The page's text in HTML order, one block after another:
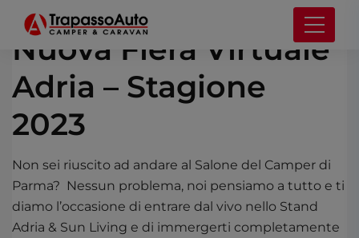
OTTOBRE 11, 2022
Nuova Fiera Virtuale
Adria – Stagione
2023
Non sei riuscito ad andare al Salone del Camper di
Parma? Nessun problema, noi pensiamo a tutto e ti
diamo l’occasione di entrare dal vivo nello Stand
Adria & Sun Living e di immergerti completamente